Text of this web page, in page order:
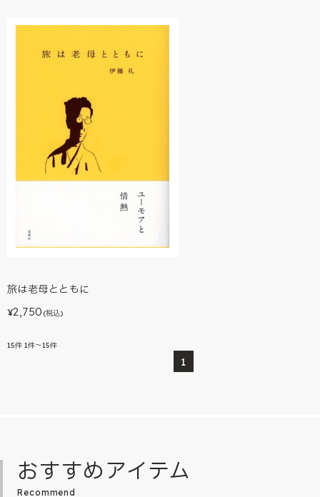
旅は老母とともに
¥2,750 (税込)
15件 1件～15件
1
おすすめアイテム
Recommend